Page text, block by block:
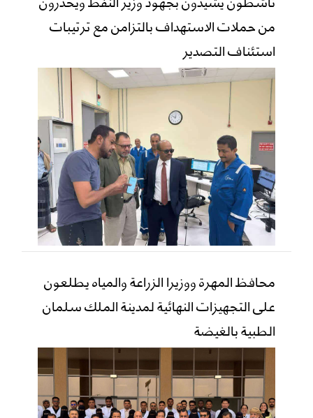
من حملات الاستهداف بالتزامن مع ترتيبات
استئناف التصدير
محافظ المهرة ووزيرا الزراعة والمياه يطلعون
على التجهيزات النهائية لمدينة الملك سلمان
الطبية بالغيضة